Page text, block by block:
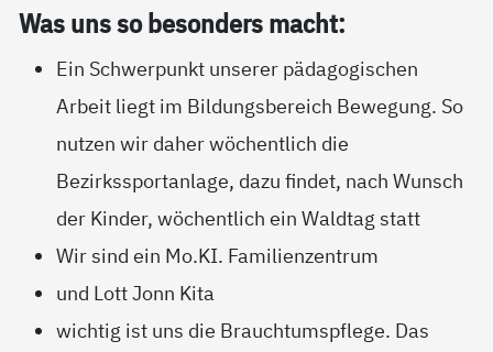
Was uns so be­son­ders macht:
Ein Schwerpunkt unserer pädagogischen
Arbeit liegt im Bildungsbereich Bewegung. So
nutzen wir daher wöchentlich die
Bezirkssportanlage, dazu findet, nach Wunsch
der Kinder, wöchentlich ein Waldtag statt
Wir sind ein Mo.KI. Familienzentrum
und Lott Jonn Kita
wichtig ist uns die Brauchtumspflege. Das